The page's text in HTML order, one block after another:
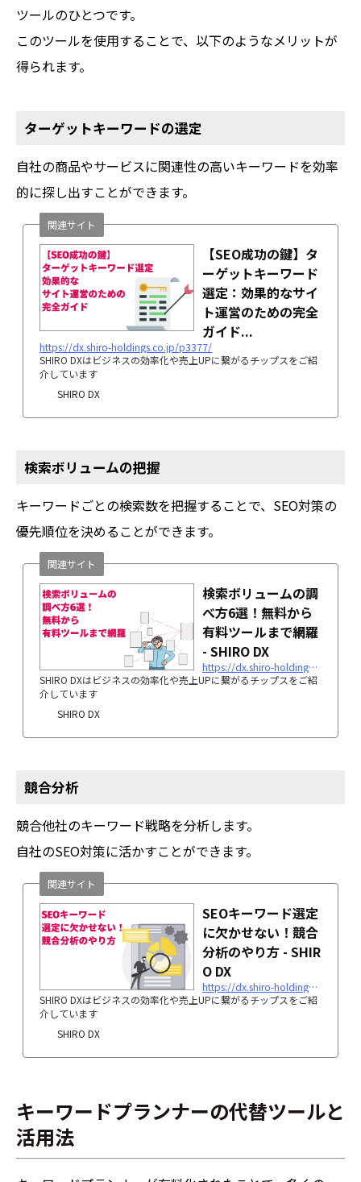
ツールのひとつです。
このツールを使用することで、以下のようなメリットが
得られます。
ターゲットキーワードの選定
自社の商品やサービスに関連性の高いキーワードを効率
的に探し出すことができます。
【SEO成功の鍵】タ
ーゲットキーワード
選定：効果的なサイ
ト運営のための完全
ガイド...
https://dx.shiro-holdings.co.jp/p3377/
SHIRO DXはビジネスの効率化や売上UPに繋がるチップスをご紹
介しています
SHIRO DX
関連サイト
検索ボリュームの把握
キーワードごとの検索数を把握することで、SEO対策の
優先順位を決めることができます。
検索ボリュームの調
べ方6選！無料から
有料ツールまで網羅
- SHIRO DX
https://dx.shiro-holdings.co.jp/p2658/
SHIRO DXはビジネスの効率化や売上UPに繋がるチップスをご紹
介しています
SHIRO DX
関連サイト
競合分析
競合他社のキーワード戦略を分析します。
自社のSEO対策に活かすことができます。
SEOキーワード選定
に欠かせない！競合
分析のやり方 - SHIR
O DX
https://dx.shiro-holdings.co.jp/p1647/
SHIRO DXはビジネスの効率化や売上UPに繋がるチップスをご紹
介しています
SHIRO DX
関連サイト
キーワードプランナーの代替ツールと
活用法